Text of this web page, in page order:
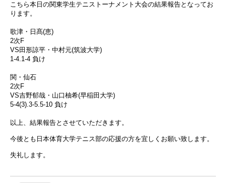
こちら本日の関東学生テニストーナメント大会の結果報告となってお
ります。
歌津・日髙(恵)
2次F
VS田形諒平・中村元(筑波大学)
1-4.1-4 負け
関・仙石
2次F
VS吉野郁哉・山口柚希(早稲田大学)
5-4(3).3-5.5-10 負け
以上、結果報告とさせていただきます。
今後とも日本体育大学テニス部の応援の方を宜しくお願い致します。
失礼します。